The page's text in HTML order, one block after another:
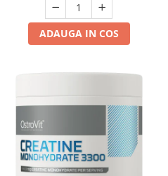
ADAUGA IN COS